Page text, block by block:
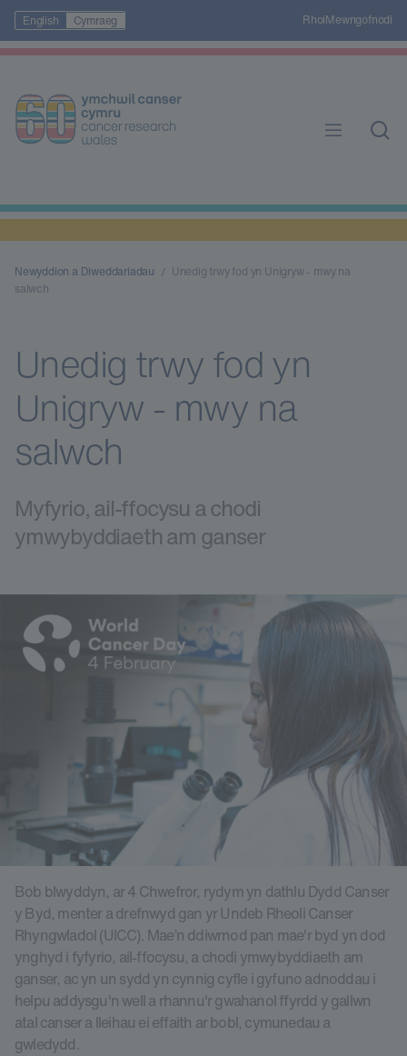
English Cymraeg RhoiMewngofnodi
Newyddion a Diweddariadau
Unedig trwy fod yn Unigryw - mwy na
salwch
Unedig trwy fod yn
Unigryw - mwy na
salwch
Myfyrio, ail-ffocysu a chodi
ymwybyddiaeth am ganser
Bob blwyddyn, ar 4 Chwefror, rydym yn dathlu Dydd Canser
y Byd, menter a drefnwyd gan yr Undeb Rheoli Canser
Rhyngwladol (UICC). Mae’n ddiwrnod pan mae'r byd yn dod
ynghyd i fyfyrio, ail-ffocysu, a chodi ymwybyddiaeth am
ganser, ac yn un sydd yn cynnig cyfle i gyfuno adnoddau i
helpu addysgu'n well a rhannu'r gwahanol ffyrdd y gallwn
atal canser a lleihau ei effaith ar bobl, cymunedau a
gwledydd.